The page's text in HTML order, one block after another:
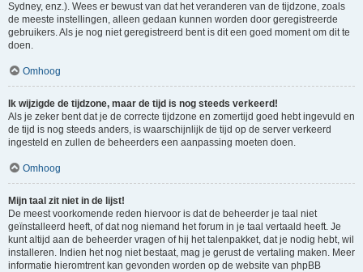
Sydney, enz.). Wees er bewust van dat het veranderen van de tijdzone, zoals
de meeste instellingen, alleen gedaan kunnen worden door geregistreerde
gebruikers. Als je nog niet geregistreerd bent is dit een goed moment om dit te
doen.
Omhoog
Ik wijzigde de tijdzone, maar de tijd is nog steeds verkeerd!
Als je zeker bent dat je de correcte tijdzone en zomertijd goed hebt ingevuld en
de tijd is nog steeds anders, is waarschijnlijk de tijd op de server verkeerd
ingesteld en zullen de beheerders een aanpassing moeten doen.
Omhoog
Mijn taal zit niet in de lijst!
De meest voorkomende reden hiervoor is dat de beheerder je taal niet
geïnstalleerd heeft, of dat nog niemand het forum in je taal vertaald heeft. Je
kunt altijd aan de beheerder vragen of hij het talenpakket, dat je nodig hebt, wil
installeren. Indien het nog niet bestaat, mag je gerust de vertaling maken. Meer
informatie hieromtrent kan gevonden worden op de website van phpBB